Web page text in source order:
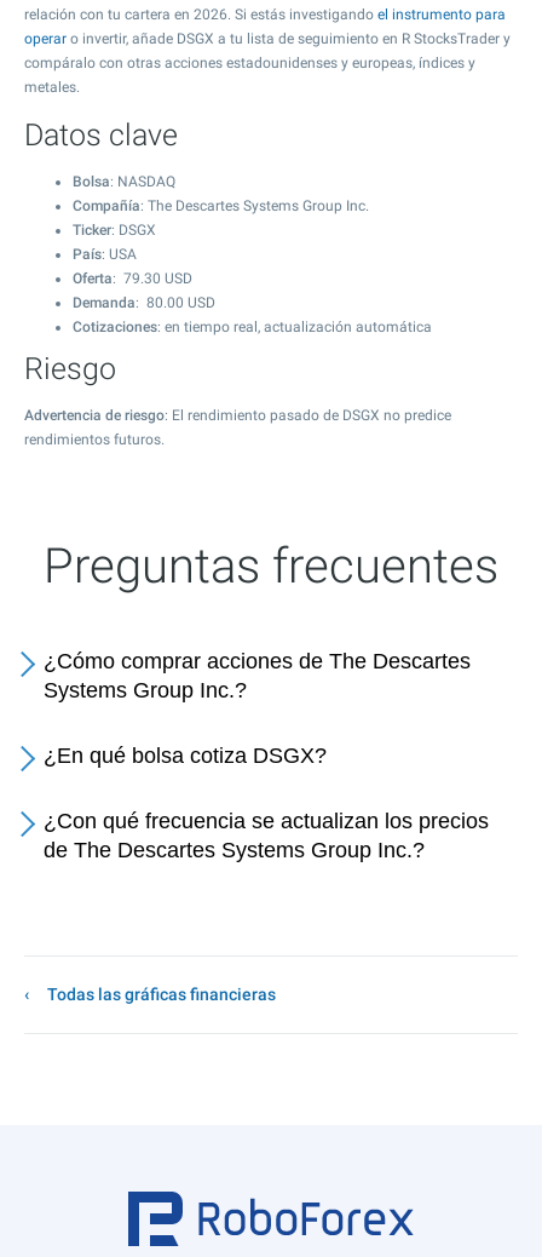
relación con tu cartera en 2026. Si estás investigando el instrumento para
operar o invertir, añade DSGX a tu lista de seguimiento en R StocksTrader y
compáralo con otras acciones estadounidenses y europeas, índices y
metales.
Datos clave
Bolsa: NASDAQ
Compañía: The Descartes Systems Group Inc.
Ticker: DSGX
País: USA
Oferta: 79.30 USD
Demanda: 80.00 USD
Cotizaciones: en tiempo real, actualización automática
Riesgo
Advertencia de riesgo: El rendimiento pasado de DSGX no predice
rendimientos futuros.
Preguntas frecuentes
¿Cómo comprar acciones de The Descartes
Systems Group Inc.?
¿En qué bolsa cotiza DSGX?
¿Con qué frecuencia se actualizan los precios
de The Descartes Systems Group Inc.?
Todas las gráficas financieras